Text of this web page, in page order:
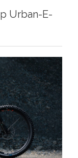
Urban-E-